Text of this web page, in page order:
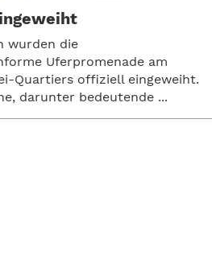
wurden die
Uferpromenade am
Quartiers offiziell eingeweiht.
darunter bedeutende ...